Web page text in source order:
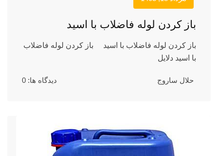
باز کردن لوله فاضلاب با اسید
باز کردن لوله فاضلاب با اسید باز کردن لوله فاضلاب
با اسید دلایل
حلال ساروج دیدگاه ها: 0